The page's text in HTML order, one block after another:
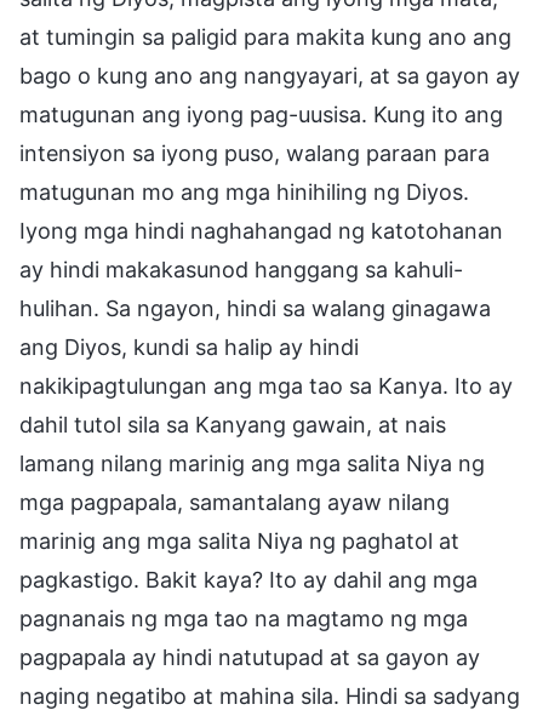
at tumingin sa paligid para makita kung ano ang
bago o kung ano ang nangyayari, at sa gayon ay
matugunan ang iyong pag-uusisa. Kung ito ang
intensiyon sa iyong puso, walang paraan para
matugunan mo ang mga hinihiling ng Diyos.
Iyong mga hindi naghahangad ng katotohanan
ay hindi makakasunod hanggang sa kahuli-
hulihan. Sa ngayon, hindi sa walang ginagawa
ang Diyos, kundi sa halip ay hindi
nakikipagtulungan ang mga tao sa Kanya. Ito ay
dahil tutol sila sa Kanyang gawain, at nais
lamang nilang marinig ang mga salita Niya ng
mga pagpapala, samantalang ayaw nilang
marinig ang mga salita Niya ng paghatol at
pagkastigo. Bakit kaya? Ito ay dahil ang mga
pagnanais ng mga tao na magtamo ng mga
pagpapala ay hindi natutupad at sa gayon ay
naging negatibo at mahina sila. Hindi sa sadyang